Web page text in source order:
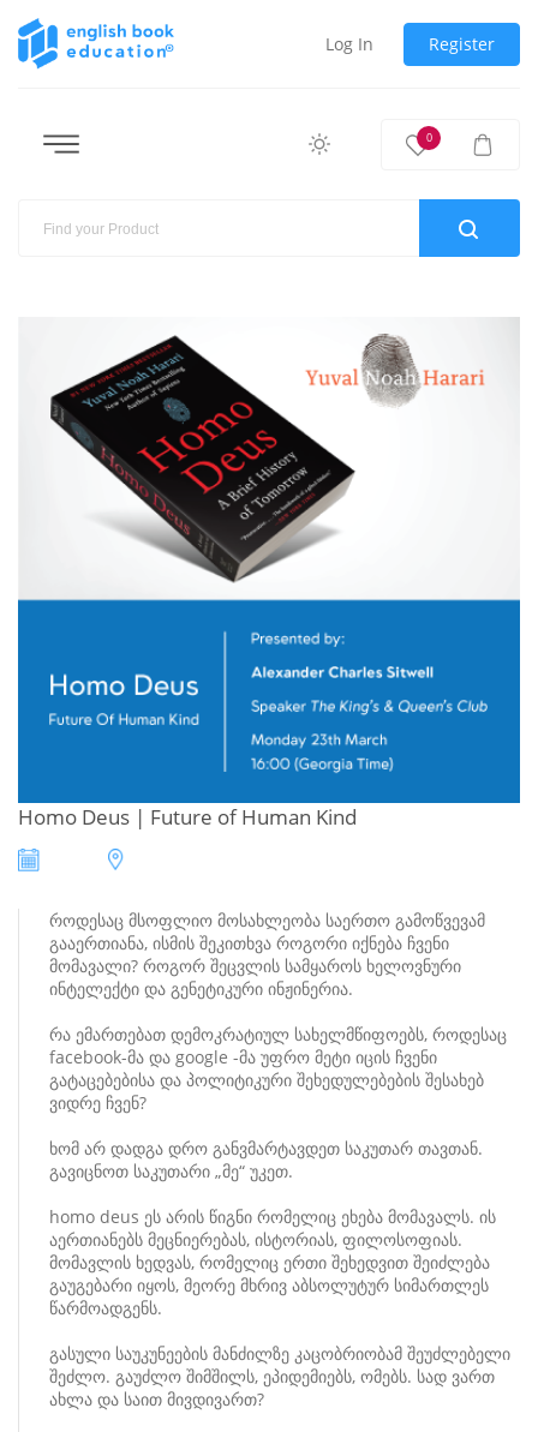
Log In Register
0
Homo Deus | Future of Human Kind
როდესაც მსოფლიო მოსახლეობა საერთო გამოწვევამ
გააერთიანა, ისმის შეკითხვა როგორი იქნება ჩვენი
მომავალი? როგორ შეცვლის სამყაროს ხელოვნური
ინტელექტი და გენეტიკური ინჟინერია.
რა ემართებათ დემოკრატიულ სახელმწიფოებს, როდესაც
facebook-მა და google -მა უფრო მეტი იცის ჩვენი
გატაცებებისა და პოლიტიკური შეხედულებების შესახებ
ვიდრე ჩვენ?
ხომ არ დადგა დრო განვმარტავდეთ საკუთარ თავთან.
გავიცნოთ საკუთარი „მე“ უკეთ.
homo deus ეს არის წიგნი რომელიც ეხება მომავალს. ის
აერთიანებს მეცნიერებას, ისტორიას, ფილოსოფიას.
მომავლის ხედვას, რომელიც ერთი შეხედვით შეიძლება
გაუგებარი იყოს, მეორე მხრივ აბსოლუტურ სიმართლეს
წარმოადგენს.
გასული საუკუნეების მანძილზე კაცობრიობამ შეუძლებელი
შეძლო. გაუძლო შიმშილს, ეპიდემიებს, ომებს. სად ვართ
ახლა და საით მივდივართ?